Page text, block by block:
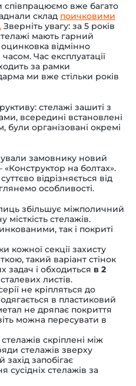
співпрацюємо вже багато
склад поичковими
Зверніть увагу: за 5 років
мають гарний
відмінно
Час експлуатації
за рамки
ми вже стільки років
стелажі зашиті з
всередині встановлені
організовані окремі
замовнику новий
на болтах».
відрізняється від
особливості.
збільшує міжполичний
місткість стелажів.
так і покриті
кожної секції захисту
такий варіант стінок
задач і обходиться в 2
листів.
не кріпляться до
в пластиковий
не дряпає покриття
можна пересувати в
скріплені між
стелажів зверху
запобігає
сусідніх стелажів за